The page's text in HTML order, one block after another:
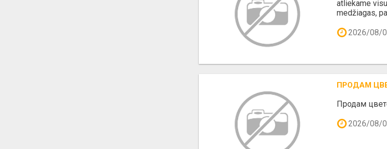
atliekame
medžiagas,
2026/08/
ПРОДАМ
Продам
2026/08/